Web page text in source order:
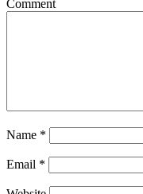
Comment
Name *
Email *